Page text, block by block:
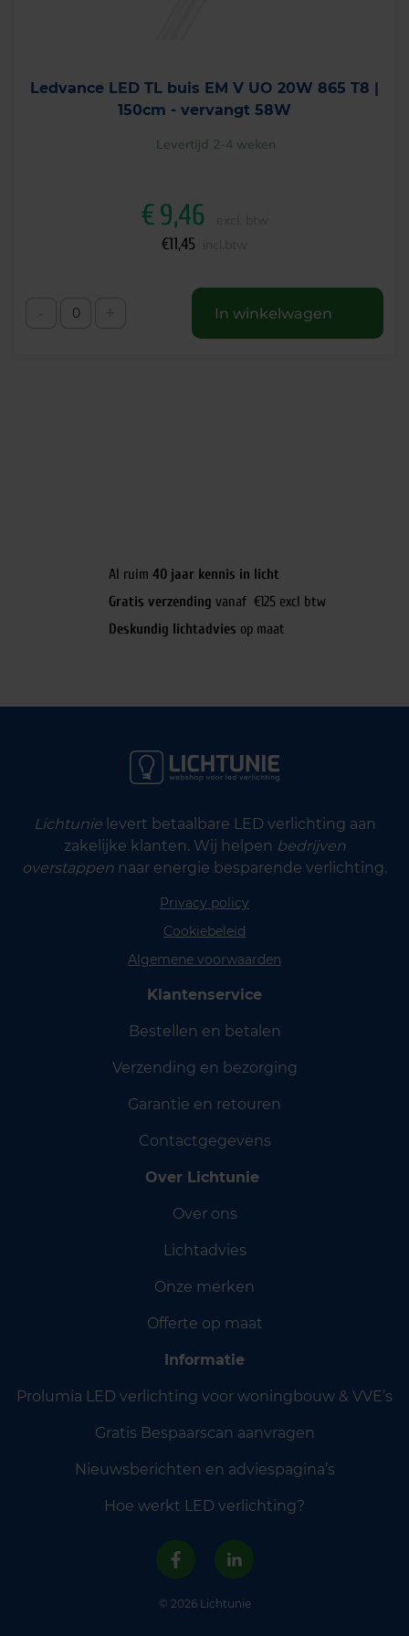
Ledvance LED TL buis EM V UO 20W 865 T8 |
150cm - vervangt 58W
Levertijd 2-4 weken
€9,46
€11,45
In winkelwagen
Al ruim 40 jaar kennis in licht
Gratis verzending vanaf €125 excl btw
Deskundig lichtadvies op maat
Lichtunielevert betaalbare LED verlichting aan
zakelijke klanten. Wij helpen bedrijven
overstappen naar energie besparende verlichting.
Privacy policy
Cookiebeleid
Algemene voorwaarden
Klantenservice
Bestellen en betalen
Verzending en bezorging
Garantie en retouren
Contactgegevens
Over Lichtunie
Over ons
Lichtadvies
Onze merken
Offerte op maat
Informatie
Prolumia LED verlichting voor woningbouw & VVE’s
Gratis Bespaarscan aanvragen
Nieuwsberichten en adviespagina’s
Hoe werkt LED verlichting?
© 2026 Lichtunie